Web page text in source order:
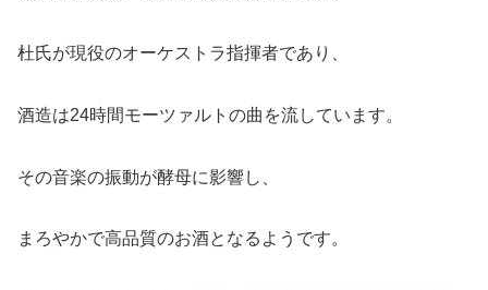
杜氏が現役のオーケストラ指揮者であり、
酒造は24時間モーツァルトの曲を流しています。
その音楽の振動が酵母に影響し、
まろやかで高品質のお酒となるようです。